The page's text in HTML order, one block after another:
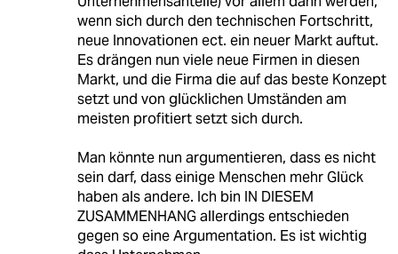
wenn sich durch den technischen Fortschritt,
neue Innovationen ect. ein neuer Markt auftut.
Es drängen nun viele neue Firmen in diesen
Markt, und die Firma die auf das beste Konzept
setzt und von glücklichen Umständen am
meisten profitiert setzt sich durch.
Man könnte nun argumentieren, dass es nicht
sein darf, dass einige Menschen mehr Glück
haben als andere. Ich bin IN DIESEM
ZUSAMMENHANG allerdings entschieden
gegen so eine Argumentation. Es ist wichtig